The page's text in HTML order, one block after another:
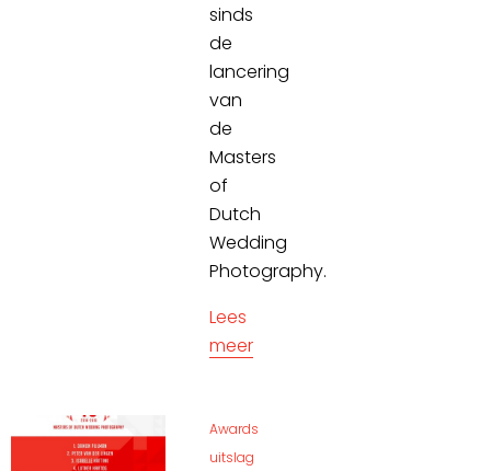
sinds
de
lancering
van
de
Masters
of
Dutch
Wedding
Photography.
Lees
meer
Awards
uitslag